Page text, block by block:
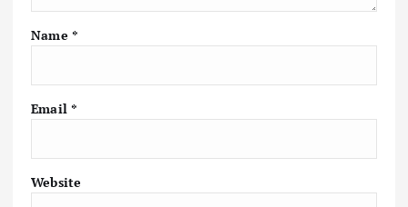
Name *
Email *
Website